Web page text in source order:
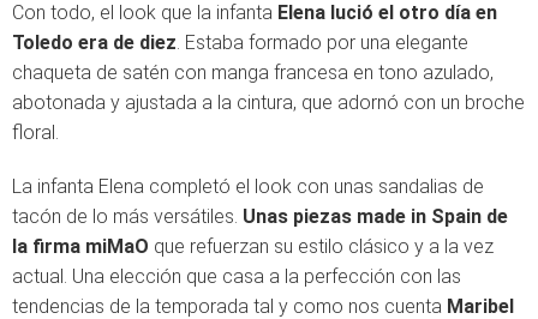
Con todo, el look que la infanta Elena lució el otro día en
Toledo era de diez. Estaba formado por una elegante
chaqueta de satén con manga francesa en tono azulado,
abotonada y ajustada a la cintura, que adornó con un broche
floral.
La infanta Elena completó el look con unas sandalias de
tacón de lo más versátiles. Unas piezas made in Spain de
la firma miMaO que refuerzan su estilo clásico y a la vez
actual. Una elección que casa a la perfección con las
tendencias de la temporada tal y como nos cuenta Maribel